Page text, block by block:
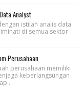
Analyst
istilah analis data
di semua sektor
Perusahaan
perusahaan memiliki
keberlangsungan